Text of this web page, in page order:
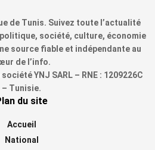
de Tunis. Suivez toute l’actualité
société, culture, économie
source fiable et indépendante au
de l’info.
YNJ SARL – RNE : 1209226C
– Tunisie.
du site
Accueil
National